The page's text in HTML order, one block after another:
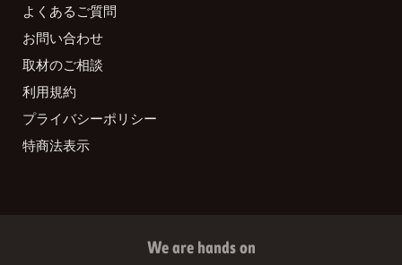
よくあるご質問
お問い合わせ
取材のご相談
利用規約
プライバシーポリシー
特商法表示
We are hands on